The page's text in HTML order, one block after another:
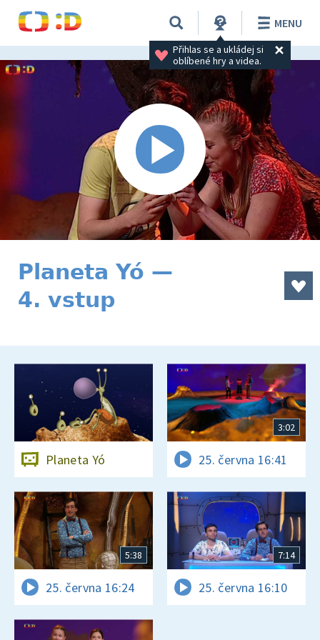
Přihlas se a ukládej si
oblíbené hry a videa.
MENU
Planeta Yó —
4. vstup
Planeta Yó
3:02
25. června 16:41
5:38
25. června 16:24
7:14
25. června 16:10